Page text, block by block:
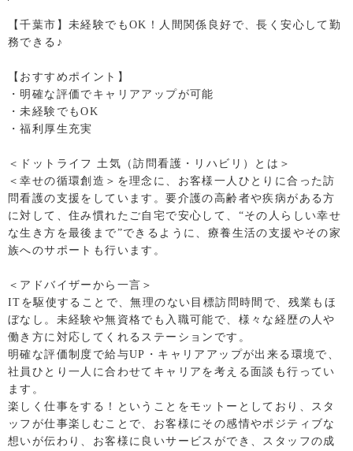
【千葉市】未経験でもOK！人間関係良好で、長く安心して勤
務できる♪
【おすすめポイント】
・明確な評価でキャリアアップが可能
・未経験でもOK
・福利厚生充実
＜ドットライフ 土気（訪問看護・リハビリ）とは＞
＜幸せの循環創造＞を理念に、お客様一人ひとりに合った訪
問看護の支援をしています。要介護の高齢者や疾病がある方
に対して、住み慣れたご自宅で安心して、“その人らしい幸せ
な生き方を最後まで”できるように、療養生活の支援やその家
族へのサポートも行います。
＜アドバイザーから一言＞
ITを駆使することで、無理のない目標訪問時間で、残業もほ
ぼなし。未経験や無資格でも入職可能で、様々な経歴の人や
働き方に対応してくれるステーションです。
明確な評価制度で給与UP・キャリアアップが出来る環境で、
社員ひとり一人に合わせてキャリアを考える面談も行ってい
ます。
楽しく仕事をする！ということをモットーとしており、スタ
ッフが仕事楽しむことで、お客様にその感情やポジティブな
想いが伝わり、お客様に良いサービスができ、スタッフの成